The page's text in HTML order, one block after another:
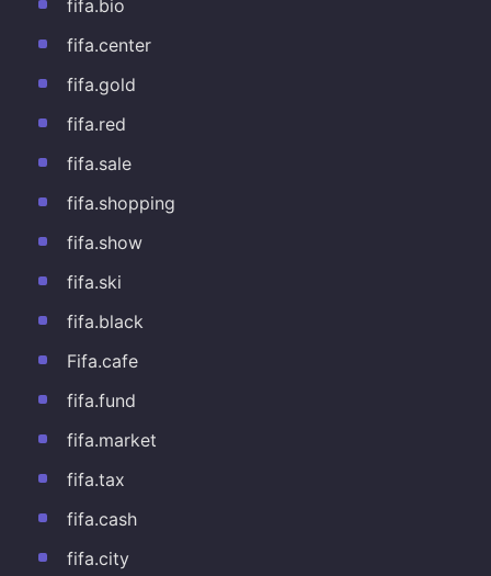
fifa.bio
fifa.center
fifa.gold
fifa.red
fifa.sale
fifa.shopping
fifa.show
fifa.ski
fifa.black
Fifa.cafe
fifa.fund
fifa.market
fifa.tax
fifa.cash
fifa.city